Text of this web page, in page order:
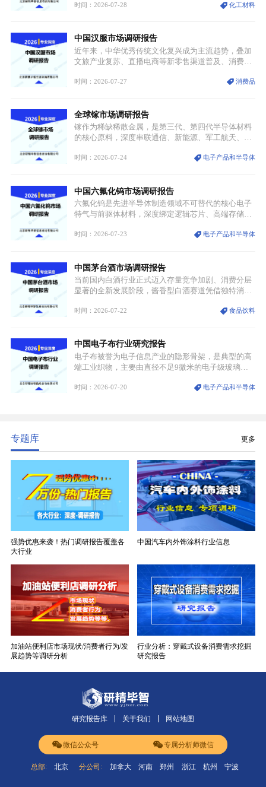
停产，行业长期维持寡头垄断的供应链格局彻底瓦
价无市”的供给真空，并沿高频覆铜板、PCB电路板向
AI服务器、5G基站等高端电子终端持续传导，全产业
链生产、成本、交付均承受巨大压力。
时间：2026-07-28 化工材料
中国汉服市场调研报告
近年来，中华优秀传统文化复兴成为主流趋势，叠加
文旅产业复苏、直播电商等新零售渠道普及、消费群
服不再局限于传统节日、古风活动等小众场景，逐步
重要载体。同时，行业标准落地、生产技术升级、原
创设计能力提升，进一步夯实产业发展根基，吸引传
统服饰品牌、文旅企业等跨界入局，市场活力持续释
时间：2026-07-27 消费品
全球镓市场调研报告
镓作为稀缺稀散金属，是第三代、第四代半导体材料
的核心原料，深度串联通信、新能源、军工航天、光
与大国科技博弈的关键战略资源。镓并非传统大宗金
领域渗透”的战略体系，成为全球科技产业运转的刚
需资源。
时间：2026-07-24 电子产品和半导体
中国六氟化钨市场调研报告
六氟化钨是先进半导体制造领域不可替代的核心电子
特气与前驱体材料，深度绑定逻辑芯片、高端存储芯
沉积（CVD）、原子层沉积（ALD）工艺专用前驱体
密制造流程。
时间：2026-07-23 电子产品和半导体
中国茅台酒市场调研报告
当前国内白酒行业正式迈入存量竞争加剧、消费分层
显著的全新发展阶段，酱香型白酒赛道凭借独特消费
道。贵州茅台凭借独一无二的核心产区壁垒、刚性产
业。
时间：2026-07-22 食品饮料
中国电子布行业研究报告
电子布被誉为电子信息产业的隐形骨架，是典型的高
端工业织物，主要由直径不足9微米的电子级玻璃纤
生产制造过程中不可或缺的核心基材。电子布具备高
时间：2026-07-20 电子产品和半导体
专题库 更多
强势优惠来袭！热门调研报告覆盖各
大行业
中国汽车内外饰涂料行业信息
加油站便利店市场现状/消费者行为/发
展趋势等调研分析
行业分析：穿戴式设备消费需求挖掘
研究报告
研究报告库 关于我们 网站地图
微信公众号 专属分析师微信
总部: 北京 分公司: 加拿大 河南 郑州 浙江 杭州 宁波